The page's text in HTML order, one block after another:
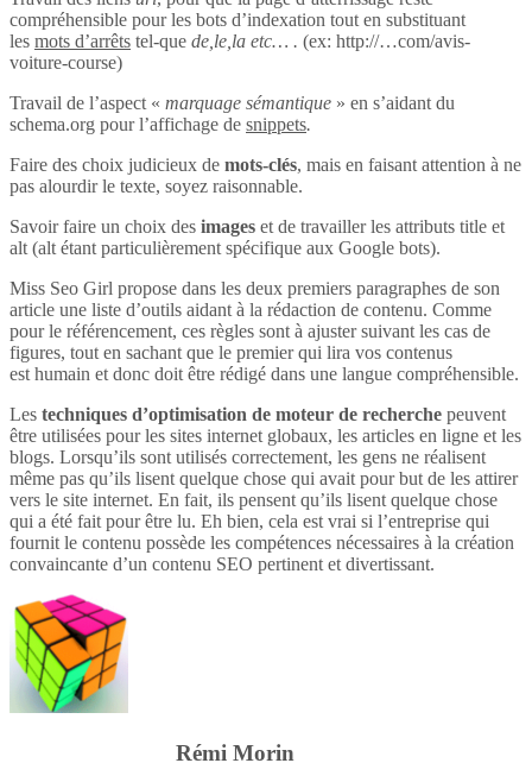
compréhensible pour les bots d’indexation tout en substituant
les mots d’arrêts tel-que de,le,la etc… . (ex: http://…com/avis-
voiture-course)
Travail de l’aspect « marquage sémantique » en s’aidant du
schema.org pour l’affichage de snippets.
Faire des choix judicieux de mots-clés, mais en faisant attention à ne
pas alourdir le texte, soyez raisonnable.
Savoir faire un choix des images et de travailler les attributs title et
alt (alt étant particulièrement spécifique aux Google bots).
Miss Seo Girl propose dans les deux premiers paragraphes de son
article une liste d’outils aidant à la rédaction de contenu. Comme
pour le référencement, ces règles sont à ajuster suivant les cas de
figures, tout en sachant que le premier qui lira vos contenus
est humain et donc doit être rédigé dans une langue compréhensible.
Les techniques d’optimisation de moteur de recherche peuvent
être utilisées pour les sites internet globaux, les articles en ligne et les
blogs. Lorsqu’ils sont utilisés correctement, les gens ne réalisent
même pas qu’ils lisent quelque chose qui avait pour but de les attirer
vers le site internet. En fait, ils pensent qu’ils lisent quelque chose
qui a été fait pour être lu. Eh bien, cela est vrai si l’entreprise qui
fournit le contenu possède les compétences nécessaires à la création
convaincante d’un contenu SEO pertinent et divertissant.
Rémi Morin